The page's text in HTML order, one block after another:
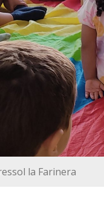
la Farinera